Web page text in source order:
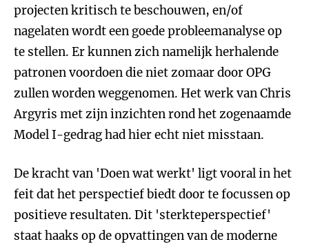
projecten kritisch te beschouwen, en/of
nagelaten wordt een goede probleemanalyse op
te stellen. Er kunnen zich namelijk herhalende
patronen voordoen die niet zomaar door OPG
zullen worden weggenomen. Het werk van Chris
Argyris met zijn inzichten rond het zogenaamde
Model I-gedrag had hier echt niet misstaan.
De kracht van 'Doen wat werkt' ligt vooral in het
feit dat het perspectief biedt door te focussen op
positieve resultaten. Dit 'sterkteperspectief'
staat haaks op de opvattingen van de moderne